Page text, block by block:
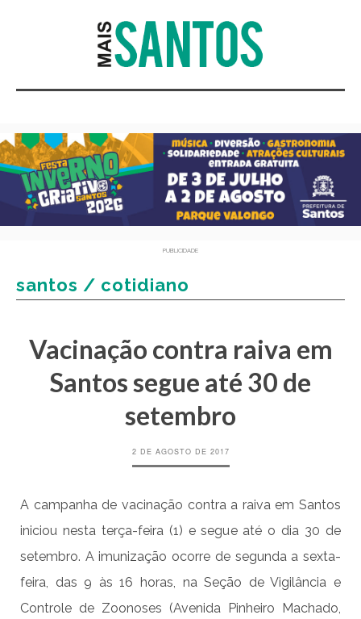
PUBLICIDADE
santos / cotidiano
Vacinação contra raiva em
Santos segue até 30 de
setembro
2 DE AGOSTO DE 2017
A campanha de vacinação contra a raiva em Santos
iniciou nesta terça-feira (1) e segue até o dia 30 de
setembro. A imunização ocorre de segunda a sexta-
feira, das 9 às 16 horas, na Seção de Vigilância e
Controle de Zoonoses (Avenida Pinheiro Machado,